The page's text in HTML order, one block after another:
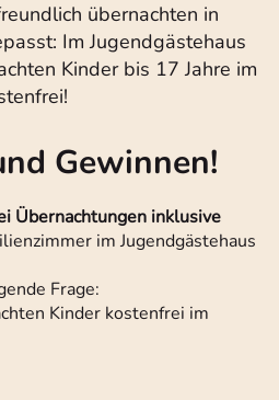
übernachten in
Im Jugendgästehaus
Kinder bis 17 Jahre im
Gewinnen!
Übernachtungen inklusive
im Jugendgästehaus
Frage:
Kinder kostenfrei im